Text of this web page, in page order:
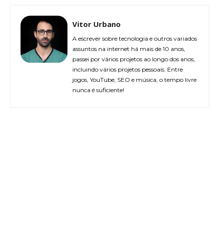
Vitor Urbano
A escrever sobre tecnologia e outros variados
assuntos na internet há mais de 10 anos,
passei por vários projetos ao longo dos anos,
incluindo vários projetos pessoais. Entre
jogos, YouTube, SEO e música, o tempo livre
nunca é suficiente!